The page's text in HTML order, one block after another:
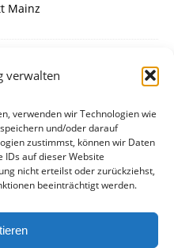
verwalten
verwenden wir Technologien wie
und/oder darauf
zustimmst, können wir Daten
auf dieser Website
nicht erteilst oder zurückziehst,
beeinträchtigt werden.
Mainz